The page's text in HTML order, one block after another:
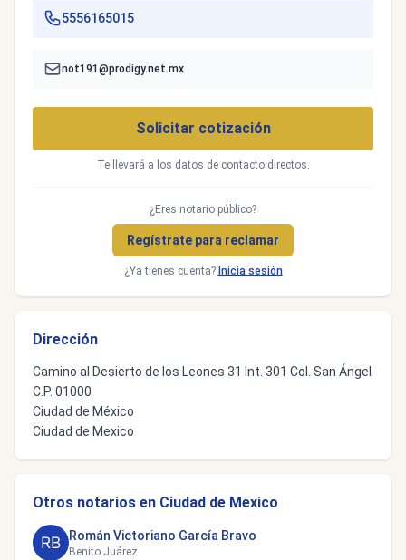
5556165015
not191@prodigy.net.mx
Solicitar cotización
Te llevará a los datos de contacto directos.
¿Eres notario público?
Regístrate para reclamar
¿Ya tienes cuenta? Inicia sesión
Dirección
Camino al Desierto de los Leones 31 Int. 301 Col. San Ángel
C.P. 01000
Ciudad de México
Ciudad de Mexico
Otros notarios en Ciudad de Mexico
Román Victoriano García Bravo
Benito Juárez